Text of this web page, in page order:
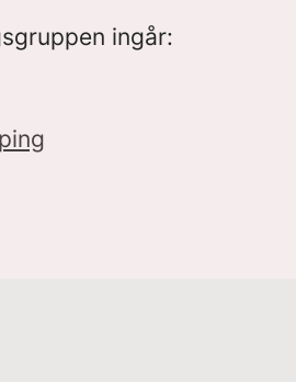
ingår: